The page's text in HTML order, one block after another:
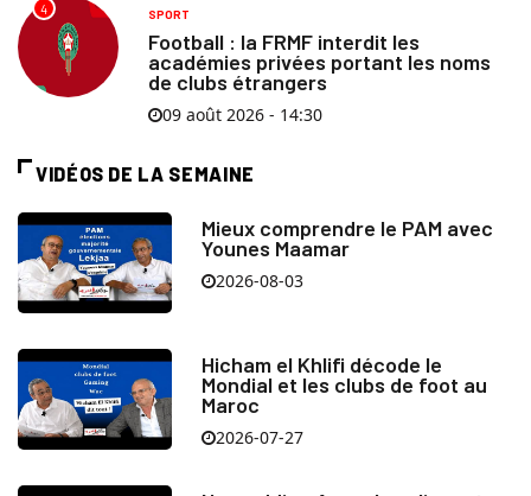
4 SPORT
Football : la FRMF interdit les
académies privées portant les noms
de clubs étrangers
09 août 2026 - 14:30
VIDÉOS DE LA SEMAINE
Mieux comprendre le PAM avec
Younes Maamar
2026-08-03
Hicham el Khlifi décode le
Mondial et les clubs de foot au
Maroc
2026-07-27